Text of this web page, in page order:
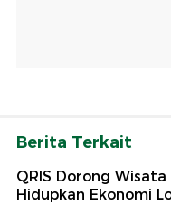
Berita Terkait
QRIS Dorong
Hidupkan Ekonomi